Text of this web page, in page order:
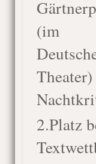
(im
2.Platz